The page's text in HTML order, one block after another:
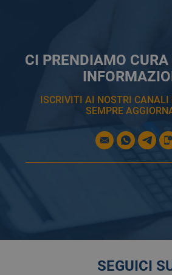
CI PRENDIAMO
ISCRIVITI AI NOSTRI CANALI
SEMPRE
SEGUICI